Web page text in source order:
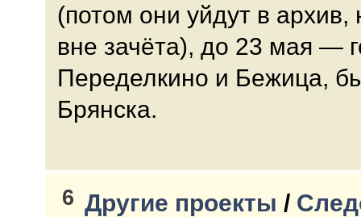
(потом они уйдут в
вне зачёта), до 23 мая —
Переделкино и Бежица,
Брянска.
6 Другие проекты /